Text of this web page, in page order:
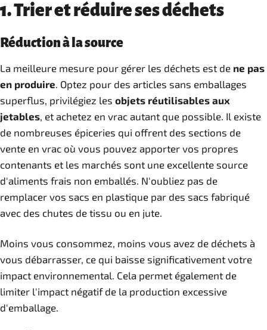
1. Trier et réduire ses déchets
Réduction à la source
La meilleure mesure pour gérer les déchets est de ne pas
en produire. Optez pour des articles sans emballages
superflus, privilégiez les objets réutilisables aux
jetables, et achetez en vrac autant que possible. Il existe
de nombreuses épiceries qui offrent des sections de
vente en vrac où vous pouvez apporter vos propres
contenants et les marchés sont une excellente source
d'aliments frais non emballés. N'oubliez pas de
remplacer vos sacs en plastique par des sacs fabriqué
avec des chutes de tissu ou en jute.
Moins vous consommez, moins vous avez de déchets à
vous débarrasser, ce qui baisse significativement votre
impact environnemental. Cela permet également de
limiter l'impact négatif de la production excessive
d'emballage.